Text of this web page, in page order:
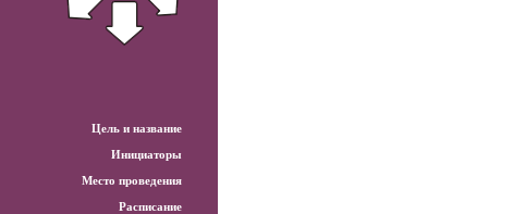
Цель и название
Инициаторы
Место проведения
Расписание